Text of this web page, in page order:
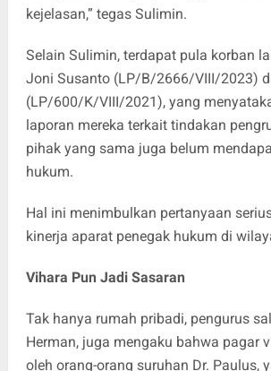
kejelasan,” tegas Sulimin.
Selain Sulimin, terdapat pula korban
Joni Susanto (LP/B/2666/VIII/2023)
(LP/600/K/VIII/2021), yang
laporan mereka terkait tindakan
pihak yang sama juga belum
hukum.
Hal ini menimbulkan pertanyaan
kinerja aparat penegak hukum di
Vihara Pun Jadi Sasaran
Tak hanya rumah pribadi, pengurus
Herman, juga mengaku bahwa pagar
oleh orang-orang suruhan Dr. Paulus,